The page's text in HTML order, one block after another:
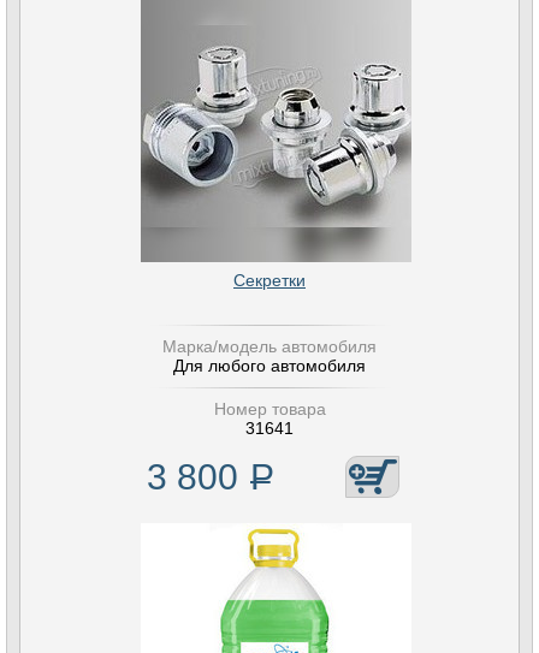
Секретки
Марка/модель автомобиля
Для любого автомобиля
Номер товара
31641
3 800 Р